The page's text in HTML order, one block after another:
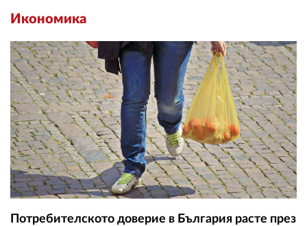
Икономика
Потребителското доверие в България расте през